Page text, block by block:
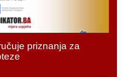
priznanja za